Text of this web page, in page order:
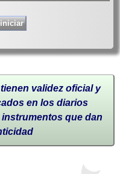
validez oficial y
en los diarios
que dan